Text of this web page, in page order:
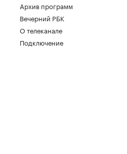
Архив программ
Вечерний РБК
О телеканале
Подключение